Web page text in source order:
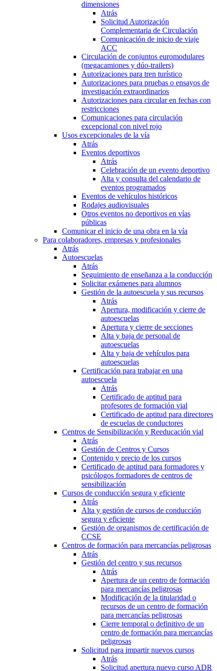
dimensiones
Atrás
Solicitud Autorización
Complementaria de Circulación
Comunicación de inicio de viaje
ACC
Circulación de conjuntos euromodulares
(megacamiones y dúo-trailers)
Autorizaciones para tren turístico
Autorizaciones para pruebas o ensayos de
investigación extraordinarios
Autorizaciones para circular en fechas con
restricciones
Comunicaciones para circulación
excepcional con nivel rojo
Usos excepcionales de la vía
Atrás
Eventos deportivos
Atrás
Celebración de un evento deportivo
Alta y consulta del calendario de
eventos programados
Eventos de vehículos históricos
Rodajes audiovisuales
Otros eventos no deportivos en vías
públicas
Comunicar el inicio de una obra en la vía
Para colaboradores, empresas y profesionales
Atrás
Autoescuelas
Atrás
Seguimiento de enseñanza a la conducción
Solicitar exámenes para alumnos
Gestión de la autoescuela y sus recursos
Atrás
Apertura, modificación y cierre de
autoescuelas
Apertura y cierre de secciones
Alta y baja de personal de
autoescuelas
Alta y baja de vehículos para
autoescuelas
Certificación para trabajar en una
autoescuela
Atrás
Certificado de aptitud para
profesores de formación vial
Certificado de aptitud para directores
de escuelas de conductores
Centros de Sensibilización y Reeducación vial
Atrás
Gestión de Centros y Cursos
Contenido y precio de los cursos
Certificado de aptitud para formadores y
psicólogos formadores de centros de
sensibilización
Cursos de conducción segura y eficiente
Atrás
Alta y gestión de cursos de conducción
segura y eficiente
Gestión de organismos de certificación de
CCSE
Centros de formación para mercancías peligrosas
Atrás
Gestión del centro y sus recursos
Atrás
Apertura de un centro de formación
para mercancías peligrosas
Modificación de la titularidad o
recursos de un centro de formación
para mercancías peligrosas
Cierre temporal o definitivo de un
centro de formación para mercancías
peligrosas
Solicitud para impartir nuevos cursos
Atrás
Solicitud apertura nuevo curso ADR